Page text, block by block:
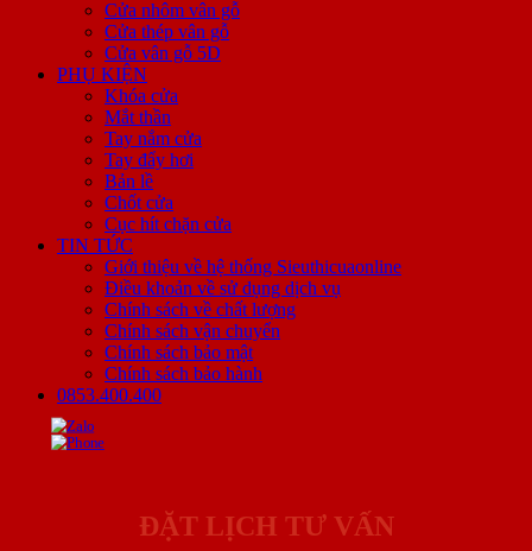
Cửa nhôm vân gỗ
Cửa thép vân gỗ
Cửa vân gỗ 5D
PHỤ KIỆN
Khóa cửa
Mắt thần
Tay nắm cửa
Tay đẩy hơi
Bản lề
Chốt cửa
Cục hít chặn cửa
TIN TỨC
Giới thiệu về hệ thống Sieuthicuaonline
Điều khoản về sử dụng dịch vụ
Chính sách về chất lượng
Chính sách vận chuyển
Chính sách bảo mật
Chính sách bảo hành
0853.400.400
ĐẶT LỊCH TƯ VẤN